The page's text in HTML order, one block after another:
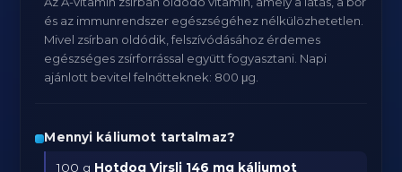
és az immunrendszer egészségéhez nélkülözhetetlen.
Mivel zsírban oldódik, felszívódásához érdemes
egészséges zsírforrással együtt fogyasztani. Napi
ajánlott bevitel felnőtteknek: 800 μg.
Mennyi káliumot tartalmaz?
100 g Hotdog Virsli 146 mg káliumot